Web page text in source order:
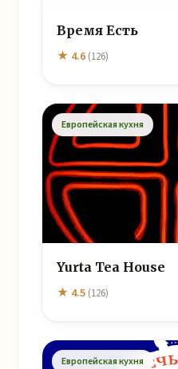
Время Есть
★ 4.6 (126)
Европейская кухня
Yurta Tea House
★ 4.5 (126)
Европейская кухня